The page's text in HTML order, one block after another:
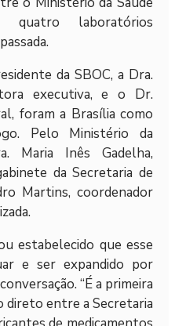
laboratórios
da SBOC, a Dra.
executiva, e o Dr.
foram a Brasília como
Pelo Ministério da
Maria Inês Gadelha,
da Secretaria de
Martins, coordenador
estabelecido que esse
e ser expandido por
“É a primeira
direto entre a Secretaria